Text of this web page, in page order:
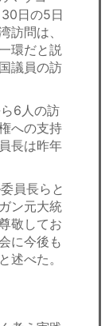
日の5日
訪問は、
環だと説
議員の訪
6人の訪
への支持
長は昨年
員長らと
ン元大統
敬してお
に今後も
述べた。